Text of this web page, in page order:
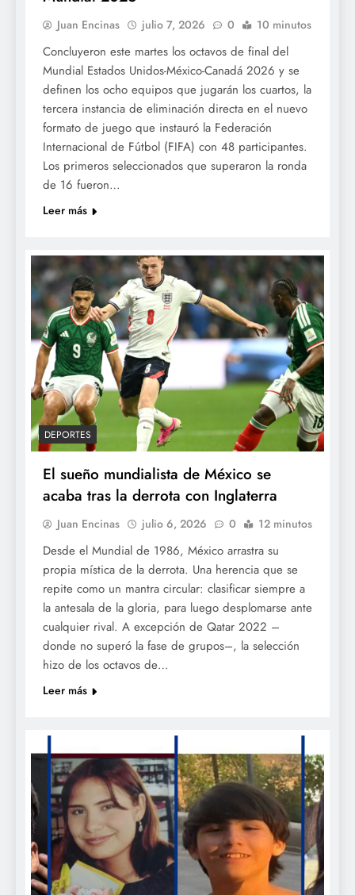
Juan Encinas julio 7, 2026 0 10 minutos
Concluyeron este martes los octavos de final del
Mundial Estados Unidos-México-Canadá 2026 y se
definen los ocho equipos que jugarán los cuartos, la
tercera instancia de eliminación directa en el nuevo
formato de juego que instauró la Federación
Internacional de Fútbol (FIFA) con 48 participantes.
Los primeros seleccionados que superaron la ronda
de 16 fueron…
Leer más
DEPORTES
El sueño mundialista de México se
acaba tras la derrota con Inglaterra
Juan Encinas julio 6, 2026 0 12 minutos
Desde el Mundial de 1986, México arrastra su
propia mística de la derrota. Una herencia que se
repite como un mantra circular: clasificar siempre a
la antesala de la gloria, para luego desplomarse ante
cualquier rival. A excepción de Qatar 2022 –
donde no superó la fase de grupos–, la selección
hizo de los octavos de…
Leer más